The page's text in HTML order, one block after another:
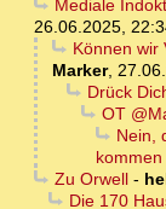
Mediale
26.06.2025,
Können wir
Marker,
Drück
OT
Nein,
Zu Orwell-
Die 170